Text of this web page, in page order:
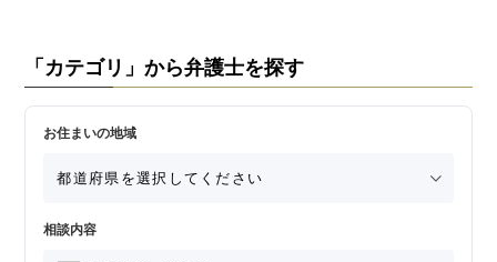
「カテゴリ」から弁護士を探す
お住まいの地域
相談内容